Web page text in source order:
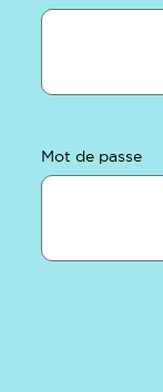
Mot de passe